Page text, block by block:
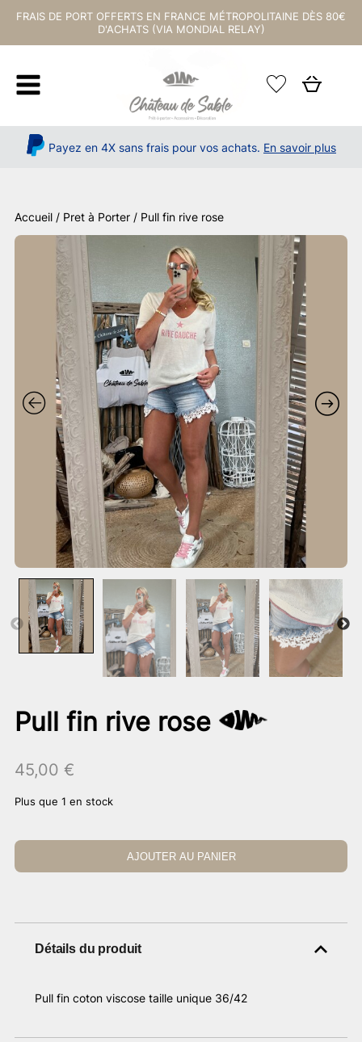
FRAIS DE PORT OFFERTS EN FRANCE MÉTROPOLITAINE DÈS 80€
D'ACHATS (VIA MONDIAL RELAY)
Payez en 4X sans frais pour vos achats. En savoir plus
Accueil / Pret à Porter / Pull fin rive rose
Pull fin rive rose
45,00 €
Plus que 1 en stock
AJOUTER AU PANIER
Détails du produit
Pull fin coton viscose taille unique 36/42